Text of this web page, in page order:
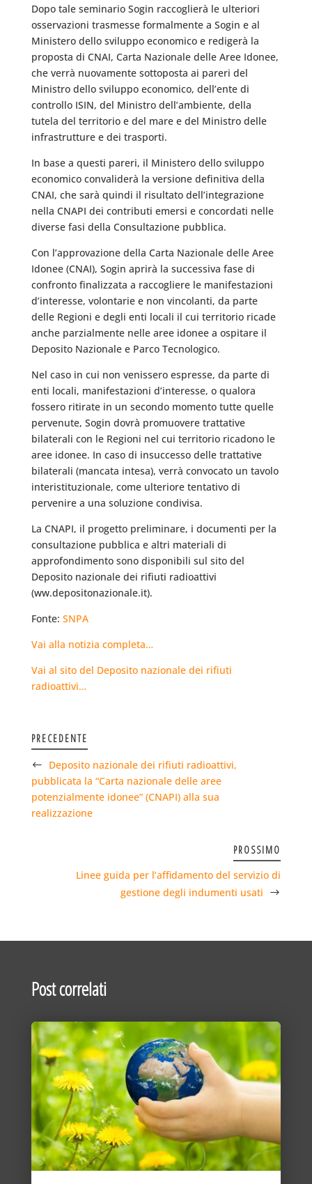
Dopo tale seminario Sogin raccoglierà le ulteriori
osservazioni trasmesse formalmente a Sogin e al
Ministero dello sviluppo economico e redigerà la
proposta di CNAI, Carta Nazionale delle Aree Idonee,
che verrà nuovamente sottoposta ai pareri del
Ministro dello sviluppo economico, dell’ente di
controllo ISIN, del Ministro dell’ambiente, della
tutela del territorio e del mare e del Ministro delle
infrastrutture e dei trasporti.
In base a questi pareri, il Ministero dello sviluppo
economico convaliderà la versione definitiva della
CNAI, che sarà quindi il risultato dell’integrazione
nella CNAPI dei contributi em​ersi e concordati nelle
diverse fasi della Consultazione pubblica.
Con l’approvazione della Carta Nazionale delle Aree
Idonee (CNAI), Sogin aprirà la successiva fase di
confronto finalizzata a raccogliere le manifestazioni
d’interesse, volontarie e non vincolanti, da parte
delle Regioni e degli enti locali il cui territorio ricade
anche parzialmente nelle aree idonee a ospitare il
Deposito Nazionale e Parco Tecnologico.
Nel caso in cui non venissero espresse, da parte di
enti locali, manifestazioni d’interesse, o qualora
fossero ritirate in un secondo momento tutte quelle
pervenute, Sogin dovrà promuovere trattative
bilaterali con le Regioni nel cui territorio ricadono le
aree idonee. In caso di insuccesso delle trattative
bilaterali (mancata intesa), verrà convocato un tavolo
interistituzionale, come ulteriore tentativo di
pervenire a una soluzione condivisa.
La CNAPI, il progetto preliminare, i documenti per la
consultazione pubblica e altri materiali di
approfondimento sono disponibili sul sito del
Deposito nazionale dei rifiuti radioattivi
(ww.depositonazionale.it).
Fonte: SNPA
Vai alla notizia completa…
Vai al sito del Deposito nazionale dei rifiuti
radioattivi…
PRECEDENTE
Deposito nazionale dei rifiuti radioattivi,
pubblicata la “Carta nazionale delle aree
potenzialmente idonee” (CNAPI) alla sua
realizzazione
PROSSIMO
Linee guida per l’affidamento del servizio di
gestione degli indumenti usati
Post correlati